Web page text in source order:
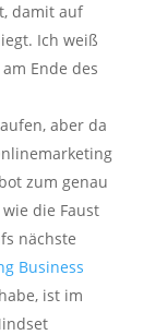
damit auf
Ich weiß
Ende des
aber da
zum genau
die Faust
nächste
Business
ist im